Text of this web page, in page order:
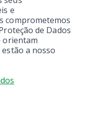
e
comprometemos
de Dados
orientam
a nosso